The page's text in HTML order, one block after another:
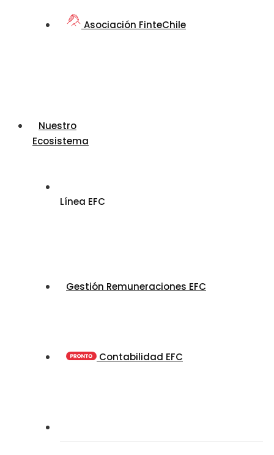
Asociación FinteChile
Nuestro
Ecosistema
Línea EFC
Gestión Remuneraciones EFC
Contabilidad EFC